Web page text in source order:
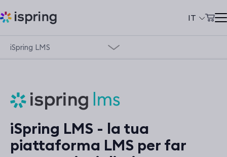
IT
Prodotti
Prezzi
Community
Carrello
iSpring LMS
Panoramica dei prodotti
Demo
iSpring LMS - la tua
piattaforma LMS per far